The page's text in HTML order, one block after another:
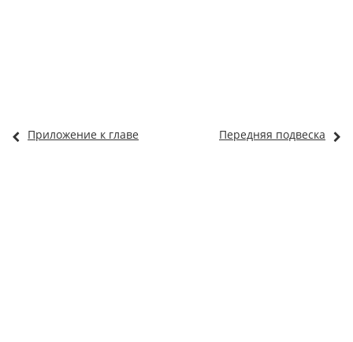
Приложение к главе Передняя подвеска